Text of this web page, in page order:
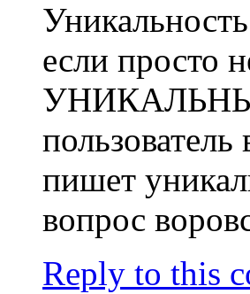
если просто
УНИКАЛЬНЫЕ
пишет
вопрос
Reply to this